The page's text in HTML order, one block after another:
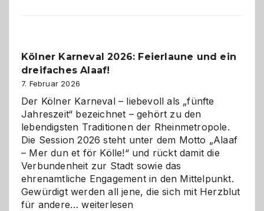
geworden
Kölner Karneval 2026: Feierlaune und ein
dreifaches Alaaf!
7. Februar 2026
Der Kölner Karneval – liebevoll als „fünfte
Jahreszeit“ bezeichnet – gehört zu den
lebendigsten Traditionen der Rheinmetropole.
Die Session 2026 steht unter dem Motto „Alaaf
– Mer dun et för Kölle!“ und rückt damit die
Verbundenheit zur Stadt sowie das
ehrenamtliche Engagement in den Mittelpunkt.
Gewürdigt werden all jene, die sich mit Herzblut
für andere…Kölner
weiterlesen